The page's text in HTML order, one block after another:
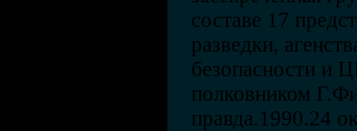
составе 17
разведки,
безопасности и
полковником
правда.1990.24